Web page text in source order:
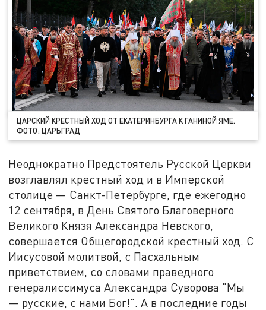
ЦАРСКИЙ КРЕСТНЫЙ ХОД ОТ ЕКАТЕРИНБУРГА К ГАНИНОЙ ЯМЕ.
ФОТО: ЦАРЬГРАД
Неоднократно Предстоятель Русской Церкви
возглавлял крестный ход и в Имперской
столице — Санкт-Петербурге, где ежегодно
12 сентября, в День Святого Благоверного
Великого Князя Александра Невского,
совершается Общегородской крестный ход. С
Иисусовой молитвой, с Пасхальным
приветствием, со словами праведного
генералиссимуса Александра Суворова "Мы
— русские, с нами Бог!". А в последние годы